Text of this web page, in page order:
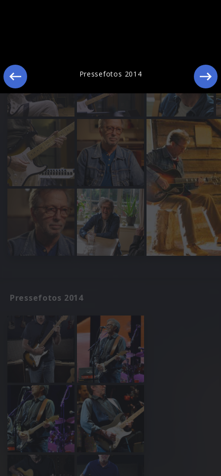
Pressefotos 2014
Pressefotos 2014